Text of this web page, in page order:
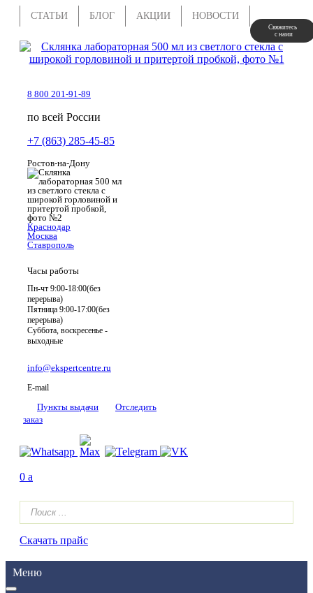
СТАТЬИ БЛОГ АКЦИИ НОВОСТИ
8 800 201-91-89
по всей России
+7 (863) 285-45-85
Ростов-на-Дону
Краснодар
Москва
Ставрополь
Часы работы
Пн-чт 9:00-18:00(без
перерыва)
Пятница 9:00-17:00(без
перерыва)
Суббота, воскресенье -
выходные
info@ekspertcentre.ru
E-mail
Пункты выдачи
Отследить
заказ
0 a
Скачать прайс
Меню
Свяжитесь
с нами